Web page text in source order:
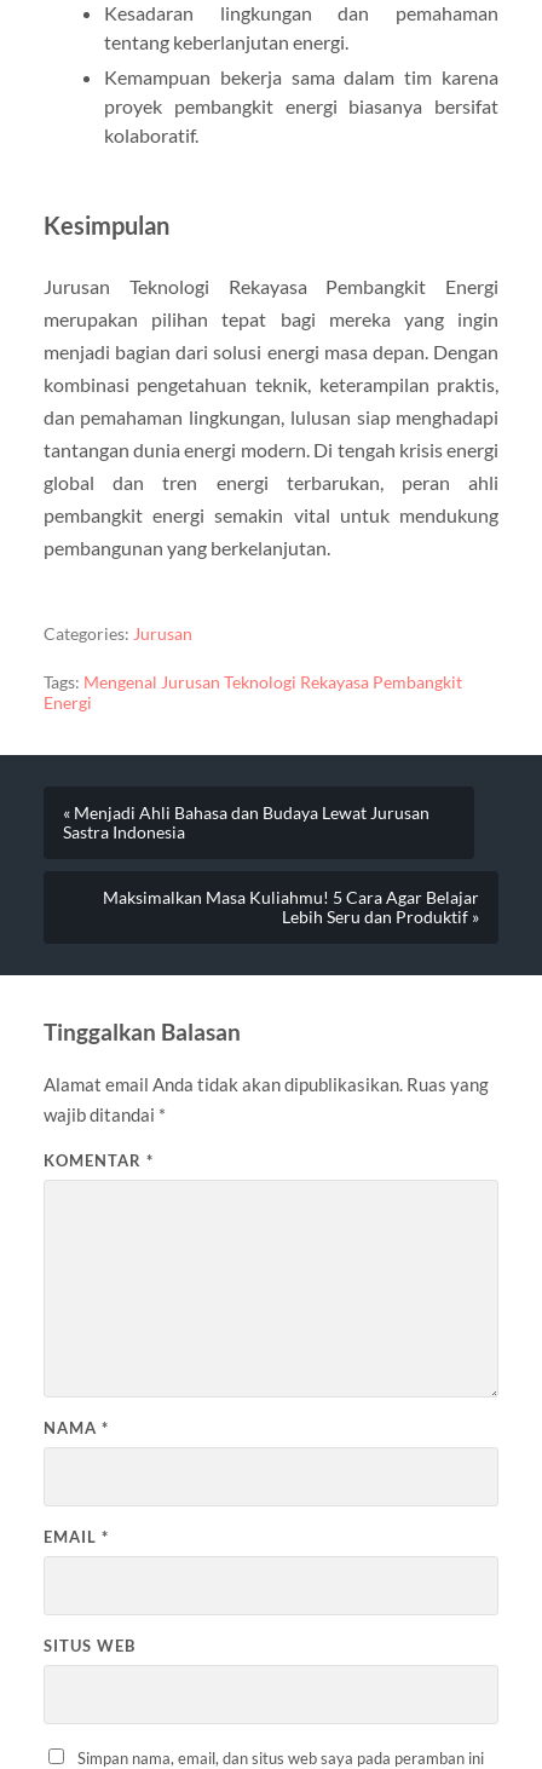
Kesadaran lingkungan dan pemahaman
tentang keberlanjutan energi.
Kemampuan bekerja sama dalam tim karena
proyek pembangkit energi biasanya bersifat
kolaboratif.
Kesimpulan
Jurusan Teknologi Rekayasa Pembangkit Energi
merupakan pilihan tepat bagi mereka yang ingin
menjadi bagian dari solusi energi masa depan. Dengan
kombinasi pengetahuan teknik, keterampilan praktis,
dan pemahaman lingkungan, lulusan siap menghadapi
tantangan dunia energi modern. Di tengah krisis energi
global dan tren energi terbarukan, peran ahli
pembangkit energi semakin vital untuk mendukung
pembangunan yang berkelanjutan.
Categories: Jurusan
Tags: Mengenal Jurusan Teknologi Rekayasa Pembangkit
Energi
« Menjadi Ahli Bahasa dan Budaya Lewat Jurusan
Sastra Indonesia
Maksimalkan Masa Kuliahmu! 5 Cara Agar Belajar
Lebih Seru dan Produktif »
Tinggalkan Balasan
Alamat email Anda tidak akan dipublikasikan. Ruas yang
wajib ditandai *
KOMENTAR *
NAMA *
EMAIL *
SITUS WEB
Simpan nama, email, dan situs web saya pada peramban ini